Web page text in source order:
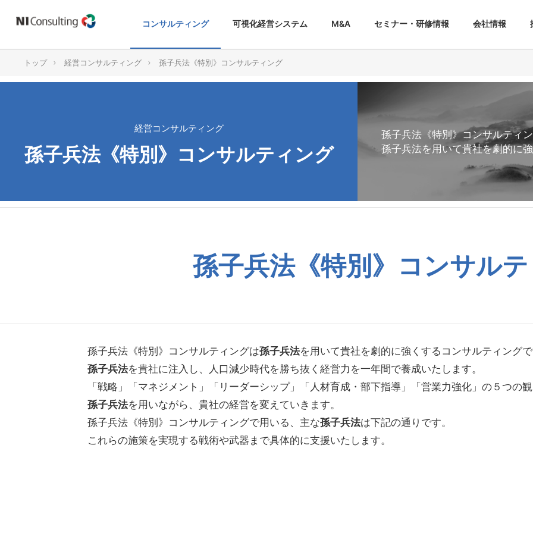
コンサルティング 可視化経営システム M&A セミナー・研修情報 会社情報
トップ 経営コンサルティング 孫子兵法《特別》コンサルティング
経営コンサルティング
孫子兵法《特別》コンサルティング
孫子兵法《特別》コンサルティ
孫子兵法を用いて貴社を劇的に
孫子兵法《特別》コンサル
孫子兵法《特別》コンサルティングは孫子兵法を用いて貴社を劇的に強くするコンサルティングで
孫子兵法を貴社に注入し、人口減少時代を勝ち抜く経営力を一年間で養成いたします。
「戦略」「マネジメント」「リーダーシップ」「人材育成・部下指導」「営業力強化」の５つの
孫子兵法を用いながら、貴社の経営を変えていきます。
孫子兵法《特別》コンサルティングで用いる、主な孫子兵法は下記の通りです。
これらの施策を実現する戦術や武器まで具体的に支援いたします。